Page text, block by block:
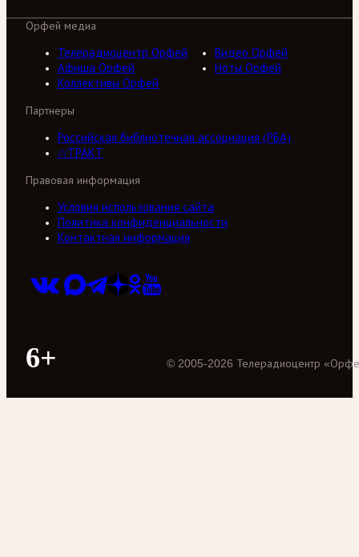
Орфей медиа
Телерадиоцентр Орфей
Видео Орфей
Афиша Орфей
Ноты Орфей
Коллективы Орфей
Партнеры
Российская библиотечная ассоциация (РБА)
///ТРАКТ
Правовая информация
Условия использования сайта
Политика конфиденциальности
Контактная информация
6+ © 2005-2026 Телерадиоцентр